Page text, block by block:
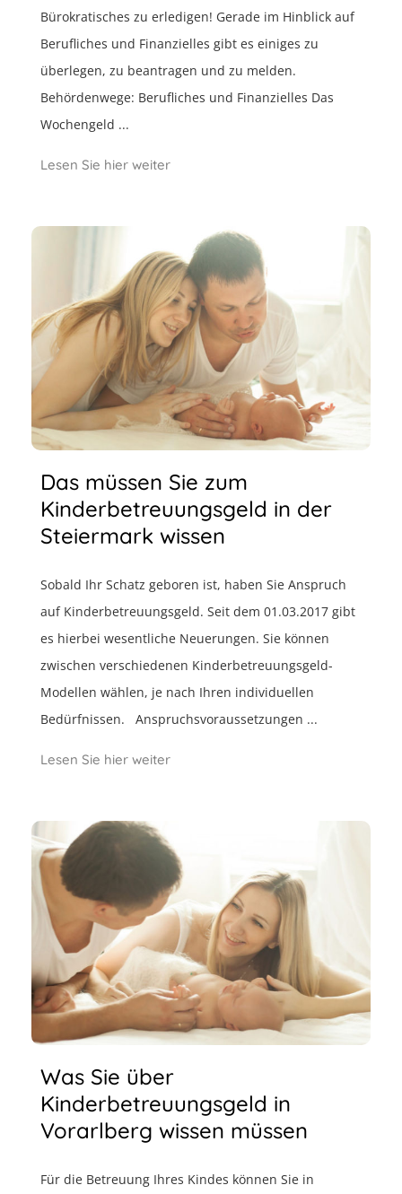
Bürokratisches zu erledigen! Gerade im Hinblick auf
Berufliches und Finanzielles gibt es einiges zu
überlegen, zu beantragen und zu melden.
Behördenwege: Berufliches und Finanzielles Das
Wochengeld ...
Lesen Sie hier weiter
Das müssen Sie zum
Kinderbetreuungsgeld in der
Steiermark wissen
Sobald Ihr Schatz geboren ist, haben Sie Anspruch
auf Kinderbetreuungsgeld. Seit dem 01.03.2017 gibt
es hierbei wesentliche Neuerungen. Sie können
zwischen verschiedenen Kinderbetreuungsgeld-
Modellen wählen, je nach Ihren individuellen
Bedürfnissen. Anspruchsvoraussetzungen ...
Lesen Sie hier weiter
Was Sie über
Kinderbetreuungsgeld in
Vorarlberg wissen müssen
Für die Betreuung Ihres Kindes können Sie in